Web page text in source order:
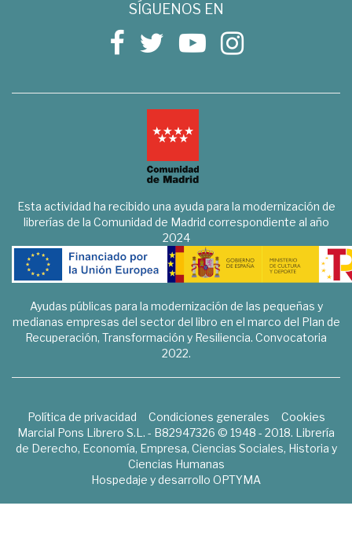
SÍGUENOS EN
Esta actividad ha recibido una ayuda para la modernización de
librerías de la Comunidad de Madrid correspondiente al año
2024
Ayudas públicas para la modernización de las pequeñas y
medianas empresas del sector del libro en el marco del Plan de
Recuperación, Transformación y Resiliencia. Convocatoria
2022.
Política de privacidad Condiciones generales
Cookies
Marcial Pons Librero S.L. - B82947326 © 1948 - 2018. Librería
de Derecho, Economía, Empresa, Ciencias Sociales, Historia y
Ciencias Humanas
Hospedaje y desarrollo OPTYMA